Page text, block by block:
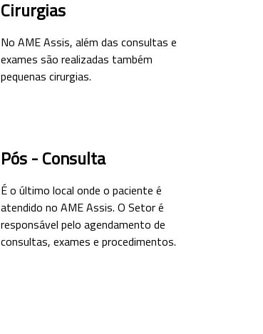
Cirurgias
No AME Assis, além das consultas e
exames são realizadas também
pequenas cirurgias.
Pós - Consulta
É o último local onde o paciente é
atendido no AME Assis. O Setor é
responsável pelo agendamento de
consultas, exames e procedimentos.